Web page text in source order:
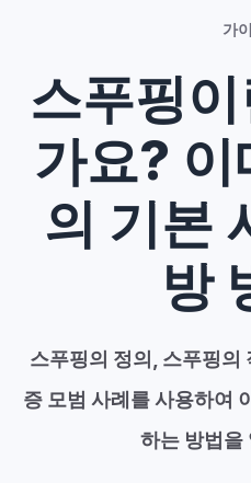
가
스푸핑
가요? 이
의 기본
방
스푸핑의 정의, 스푸핑의
증 모범 사례를 사용하여
하는 방법을